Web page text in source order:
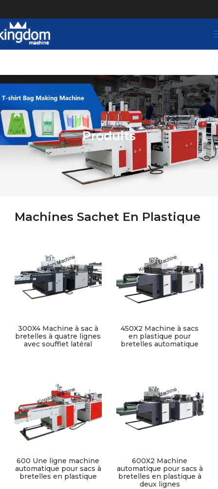
Produits
Machines Sachet En Plastique
300X4 Machine à sac à
bretelles à quatre lignes
avec soufflet latéral
450X2 Machine à sacs
en plastique pour
bretelles automatique
600 Une ligne machine
automatique pour sacs à
bretelles en plastique
600X2 Machine
automatique pour sacs à
bretelles en plastique à
deux lignes